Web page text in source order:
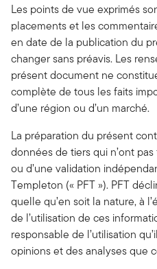
Les points de vue exprimés
placements et les
en date de la publication du
changer sans préavis. Les
présent document ne
complète de tous les faits
d’une région ou d’un marché.
La préparation du présent
données de tiers qui n’ont
ou d’une validation
Templeton (« PFT »). PFT
quelle qu’en soit la nature, à
de l’utilisation de ces
responsable de l’utilisation
opinions et des analyses que